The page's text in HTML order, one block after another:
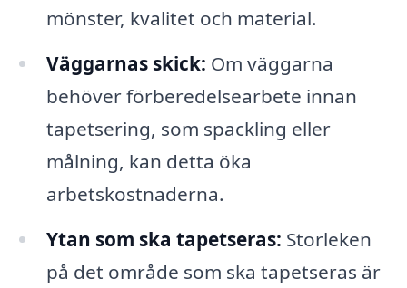
mönster, kvalitet och material.
Väggarnas skick: Om väggarna
behöver förberedelsearbete innan
tapetsering, som spackling eller
målning, kan detta öka
arbetskostnaderna.
Ytan som ska tapetseras: Storleken
på det område som ska tapetseras är